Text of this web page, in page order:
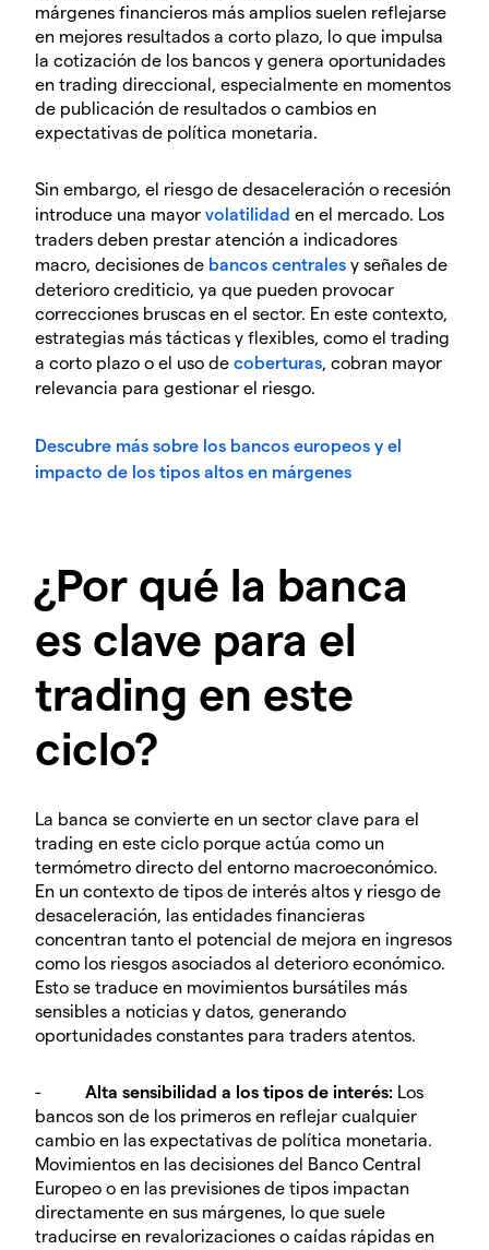
márgenes financieros más amplios suelen reflejarse
en mejores resultados a corto plazo, lo que impulsa
la cotización de los bancos y genera oportunidades
en trading direccional, especialmente en momentos
de publicación de resultados o cambios en
expectativas de política monetaria.
Sin embargo, el riesgo de desaceleración o recesión
introduce una mayor volatilidad en el mercado. Los
traders deben prestar atención a indicadores
macro, decisiones de bancos centrales y señales de
deterioro crediticio, ya que pueden provocar
correcciones bruscas en el sector. En este contexto,
estrategias más tácticas y flexibles, como el trading
a corto plazo o el uso de coberturas, cobran mayor
relevancia para gestionar el riesgo.
Descubre más sobre los bancos europeos y el
impacto de los tipos altos en márgenes
¿Por qué la banca
es clave para el
trading en este
ciclo?
La banca se convierte en un sector clave para el
trading en este ciclo porque actúa como un
termómetro directo del entorno macroeconómico.
En un contexto de tipos de interés altos y riesgo de
desaceleración, las entidades financieras
concentran tanto el potencial de mejora en ingresos
como los riesgos asociados al deterioro económico.
Esto se traduce en movimientos bursátiles más
sensibles a noticias y datos, generando
oportunidades constantes para traders atentos.
- Alta sensibilidad a los tipos de interés: Los
bancos son de los primeros en reflejar cualquier
cambio en las expectativas de política monetaria.
Movimientos en las decisiones del Banco Central
Europeo o en las previsiones de tipos impactan
directamente en sus márgenes, lo que suele
traducirse en revalorizaciones o caídas rápidas en